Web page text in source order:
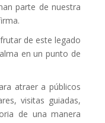
parte de nuestra
de este legado
en un punto de
atraer a públicos
visitas guiadas,
de una manera